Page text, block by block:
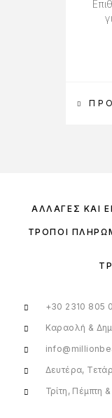
ΑΛΛΑΓΈΣ ΚΑΙ
ΤΡΌΠΟΙ
+30 2310 805
Καραολή &
Δευτέρα,
Τρίτη, Πέμπτη